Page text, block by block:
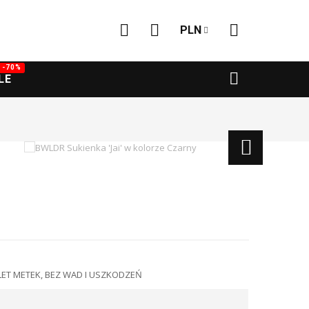
PLN
-70%
METEK, BEZ WAD I USZKODZEŃ